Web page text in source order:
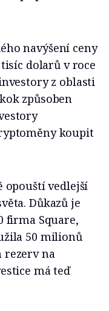
navýšení ceny
dolarů v roce
z oblasti
způsoben
koupit
opouští vedlejší
Důkazů je
firma Square,
50 milionů
rezerv na
má teď